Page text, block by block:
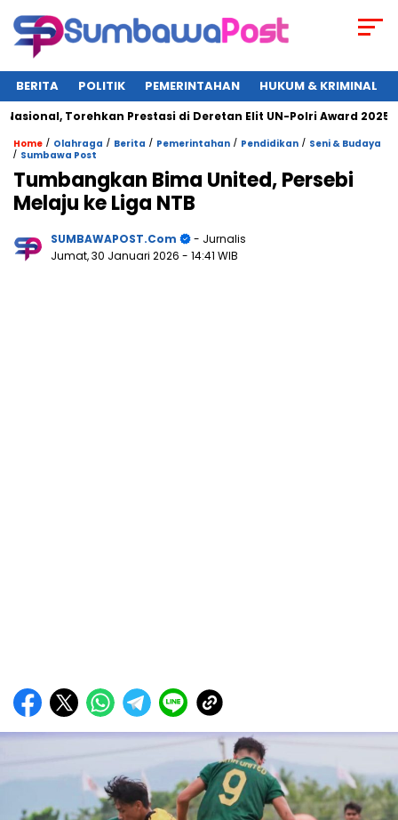
BERITA POLITIK PEMERINTAHAN HUKUM & KRIMINAL
Torehkan Prestasi di Deretan Elit UN-Polri Award 2025
Home / Olahraga / Berita / Pemerintahan / Pendidikan / Seni & Budaya
/ Sumbawa Post
Tumbangkan Bima United, Persebi
Melaju ke Liga NTB
SUMBAWAPOST.com
- Jurnalis
Jumat, 30 Januari 2026 - 14:41 WIB